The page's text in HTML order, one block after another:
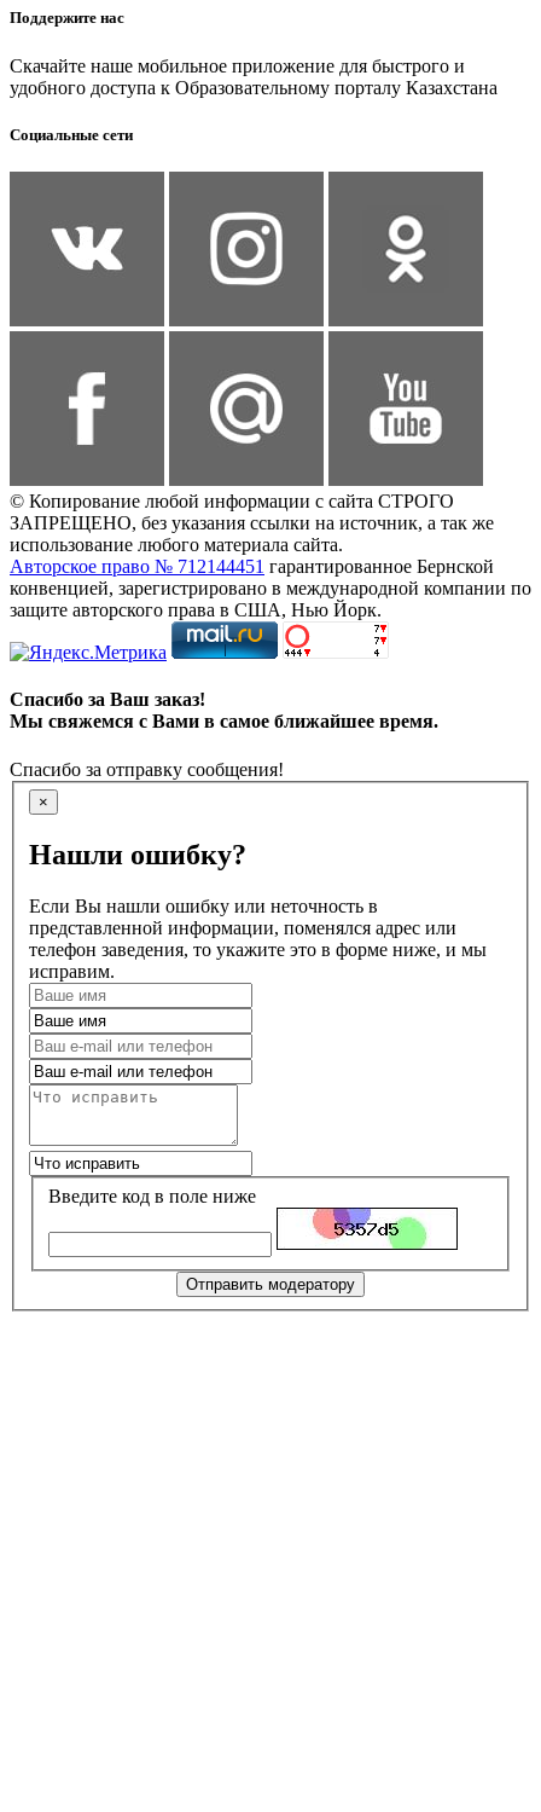
Поддержите нас
Скачайте наше мобильное приложение для быстрого и
удобного доступа к Образовательному порталу Казахстана
Социальные сети
© Копирование любой информации с сайта СТРОГО
ЗАПРЕЩЕНО, без указания ссылки на источник, а так же
использование любого материала сайта.
Авторское право № 712144451 гарантированное Бернской
конвенцией, зарегистрировано в международной компании по
защите авторского права в США, Нью Йорк.
Спасибо за Ваш заказ!
Мы свяжемся с Вами в самое ближайшее время.
Спасибо за отправку сообщения!
×
Нашли ошибку?
Если Вы нашли ошибку или неточность в
представленной информации, поменялся адрес или
телефон заведения, то укажите это в форме ниже, и мы
исправим.
Введите код в поле ниже
Отправить модератору